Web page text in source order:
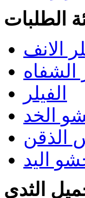
الطلبات
الانف
الشفاه
الفيلر
الخد
الذقن
اليد
الثدي